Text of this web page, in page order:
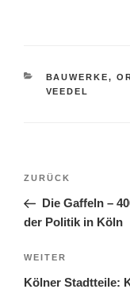
KATEGORIEN
BAUWERKE,
VEEDEL
Vorheriger
Beitrag
ZURÜCK
Die Gaffeln –
der Politik in Köln
Nächster
Beitrag
WEITER
Kölner Stadtteile: